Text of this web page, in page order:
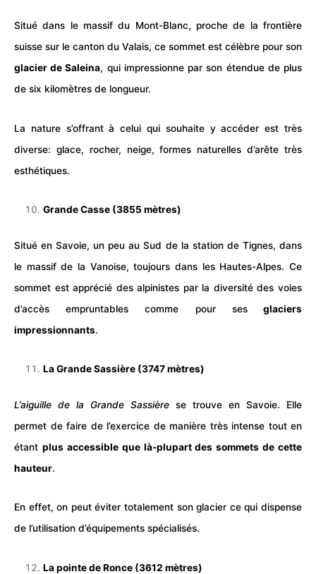
Situé dans le massif du Mont-Blanc, proche de la frontière
suisse sur le canton du Valais, ce sommet est célèbre pour son
glacier de Saleina, qui impressionne par son étendue de plus
de six kilomètres de longueur.
La nature s’offrant à celui qui souhaite y accéder est très
diverse: glace, rocher, neige, formes naturelles d’arête très
esthétiques.
Grande Casse (3855 mètres)
Situé en Savoie, un peu au Sud de la stationde Tignes, dans
le massif de la Vanoise, toujours dans les Hautes-Alpes. Ce
sommet est apprécié des alpinistes par la diversité des voies
d’accès empruntables comme pour sesglaciers
impressionnants.
La Grande Sassière (3747 mètres)
L’aiguille de la Grande Sassière se trouve en Savoie. Elle
permet de faire de l’exercice de manière très intense tout en
étant plus accessible que là-plupart des sommets de cette
hauteur.
En effet, on peut éviter totalement son glacier ce qui dispense
de l’utilisation d’équipements spécialisés.
La pointe de Ronce (3612 mètres)